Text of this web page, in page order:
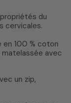
du
cervicales.
en 100 % coton
avec
un zip,